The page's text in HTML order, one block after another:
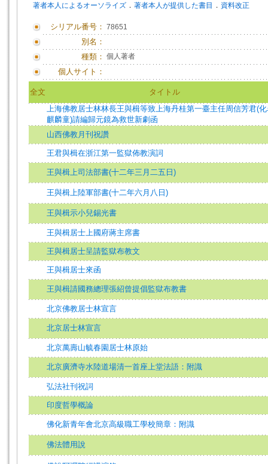
著者本人によるオーソライズ ． 著者本人が提供した書目 ． 資料改正
シリアル番号： 78651
別名：
種類： 個人著者
個人サイト：
全文
タイトル
上海佛教居士林林長王與楫等致上海丹桂第一臺主任周信芳君(
麒麟童)請編歸元鏡為救世新劇函
山西佛教月刊祝讚
王君與楫在浙江第一監獄佈教演詞
王與楫上司法部書(十二年三月二五日)
王與楫上陸軍部書(十二年六月八日)
王與楫示小兒錫光書
王與楫居士上國府蔣主席書
王與楫居士呈請監獄布教文
王與楫居士來函
王與楫請國務總理張紹曾提倡監獄布教書
北京佛教居士林宣言
北京居士林宣言
北京萬壽山毓春園居士林原始
北京廣濟寺水陸道場清一首座上堂法語：附識
弘法社刊祝詞
印度哲學概論
佛化新青年會北京高級職工學校簡章：附識
佛法體用說